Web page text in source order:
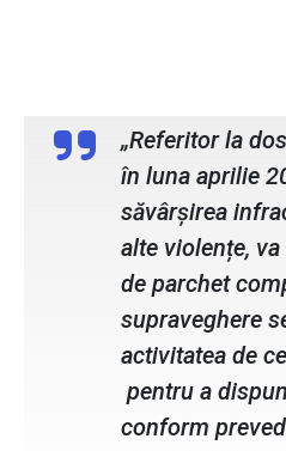
„Referitor la
în luna aprilie
săvârșirea
alte violențe,
de parchet
supraveghere
activitatea de
pentru a
conform